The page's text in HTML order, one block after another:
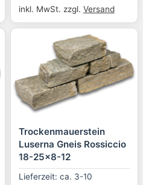
inkl. MwSt. zzgl. Versand
Trockenmauerstein
Luserna Gneis Rossiccio
18-25x8-12
Lieferzeit: ca. 3-10